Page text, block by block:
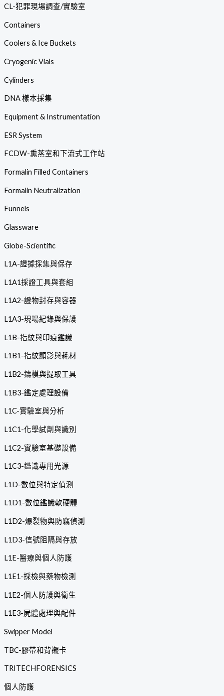
CL-犯罪現場調查/實驗室
Containers
Coolers & Ice Buckets
Cryogenic Vials
Cylinders
DNA 樣本採集
Equipment & Instrumentation
ESR System
FCDW-熏蒸室和下流式工作站
Formalin Filled Containers
Formalin Neutralization
Funnels
Glassware
Globe-Scientific
L1A-證據採集與保存
L1A1採證工具與套組
L1A2-證物封存與容器
L1A3-現場紀錄與保護
L1B-指紋與印痕鑑識
L1B1-指紋顯影與耗材
L1B2-鑄模與提取工具
L1B3-鑑定處理設備
L1C-實驗室與分析
L1C1-化學試劑與識別
L1C2-實驗室基礎設備
L1C3-鑑識專用光源
L1D-數位與特定偵測
L1D1-數位鑑識軟硬體
L1D2-爆裂物與防竊偵測
L1D3-信號阻隔與存放
L1E-醫療與個人防護
L1E1-採檢與藥物檢測
L1E2-個人防護與衛生
L1E3-屍體處理與配件
Swipper Model
TBC-膠帶和背襯卡
TRITECHFORENSICS
個人防護